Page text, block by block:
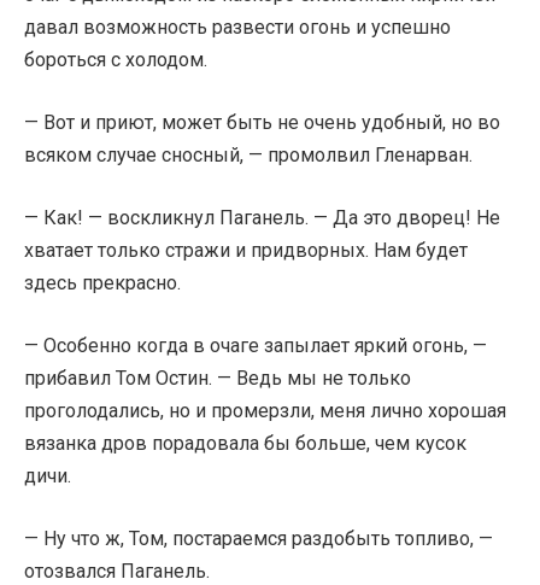
давал возможность развести огонь и успешно
бороться с холодом.
— Вот и приют, может быть не очень удобный, но во
всяком случае сносный, — промолвил Гленарван.
— Как! — воскликнул Паганель. — Да это дворец! Не
хватает только стражи и придворных. Нам будет
здесь прекрасно.
— Особенно когда в очаге запылает яркий огонь, —
прибавил Том Остин. — Ведь мы не только
проголодались, но и промерзли, меня лично хорошая
вязанка дров порадовала бы больше, чем кусок
дичи.
— Ну что ж, Том, постараемся раздобыть топливо, —
отозвался Паганель.